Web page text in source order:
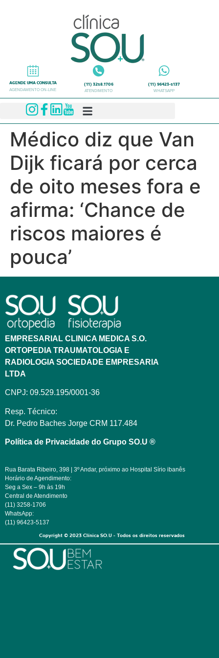
AGENDAMENTO ON-LINE
AGENDE UMA CONSULTA
ATENDIMENTO
(11) 3258.1706
WHATSAPP
(11) 96423-5137
Médico diz que Van
Dijk ficará por cerca
de oito meses fora e
afirma: ‘Chance de
riscos maiores é
pouca’
EMPRESARIAL CLINICA MEDICA S.O.
ORTOPEDIA TRAUMATOLOGIA E
RADIOLOGIA SOCIEDADE EMPRESARIA
LTDA
CNPJ: 09.529.195/0001-36
Resp. Técnico:
Dr. Pedro Baches Jorge CRM 117.484
Política de Privacidade do Grupo SO.U ®
Rua Barata Ribeiro, 398 | 3º Andar, próximo ao Hospital Sírio ibanês
Horário de Agendimento:
Seg a Sex – 9h às 19h
Central de Atendimento
(11) 3258-1706
WhatsApp:
(11) 96423-5137
Copyright © 2023 Clínica SO.U - Todos os direitos reservados